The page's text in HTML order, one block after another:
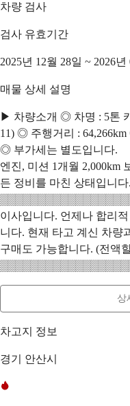
차량 검사
검사 유효기간
2025년 12월 28일 ~ 2026년
매물 상세 설명
▶ 차량소개 ◎ 차명 : 5톤
11) ◎ 주행거리 :
◎ 부가세는 별도입니
엔진, 미션 1개월 2,000km
든 정비를 마친 상태입니다.
이사입니다. 언제나 합리
니다. 현재 타고 계신 차량
구매도 가능합니다. (전액
상
차고지 정보
경기 안산시